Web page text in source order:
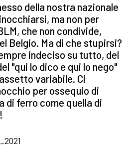
della nostra nazionale
ma non per
che non condivide,
Belgio. Ma di che stupirsi?
indeciso su tutto, del
"qui lo dico e qui lo nego"
variabile. Ci
per ossequio di
di ferro come quella di